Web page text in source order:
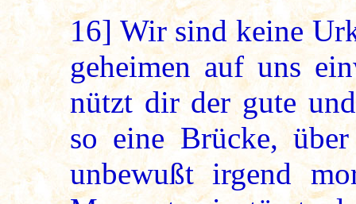
16] Wir sind keine
geheimen auf uns
nützt dir der gute
so eine Brücke,
unbewußt irgend